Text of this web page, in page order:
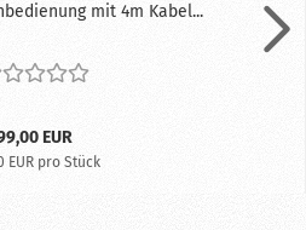
mit 4m Kabel...
EUR
EUR pro Stück